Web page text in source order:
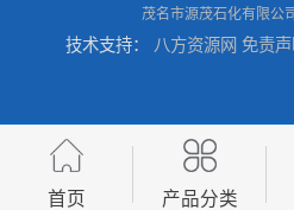
茂名市源茂石化有限公
技术支持： 八方资源网 免责
首页 产品分类